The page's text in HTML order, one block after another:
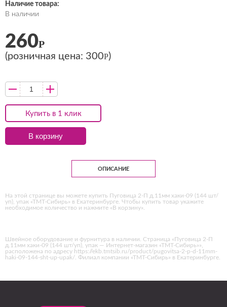
Наличие товара:
В наличии
Купить в 1 клик
260Р
(розничная цена: 300Р)
В корзину
ОПИСАНИЕ
На этой странице вы можете купить Пуговица 2-П д.11мм хаки-09 (144 шт/
уп), упак «ТМТ-Сибирь» в Екатеринбурге. Чтобы купить товар укажите
необходимое количество и нажмите «В корзину».
Швейное оборудование и фурнитура в наличии. Страница «Пуговица 2-П
д.11мм хаки-09 (144 шт/уп), упак — Интернет-магазин «ТМТ-Сибирь»»,
расположена по адресу https://ekb.tmtsib.ru/product/pugovitsa-2-p-d-11mm-
haki-09-144-sht-up-upak/. Филиал компании «ТМТ-Сибирь» в Екатеринбурге.